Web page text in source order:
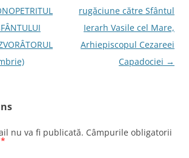
rugăciune către Sfântul
Ierarh Vasile cel Mare,
Arhiepiscopul Cezareei
Capadociei →
nu va fi publicată. Câmpurile obligatorii
*